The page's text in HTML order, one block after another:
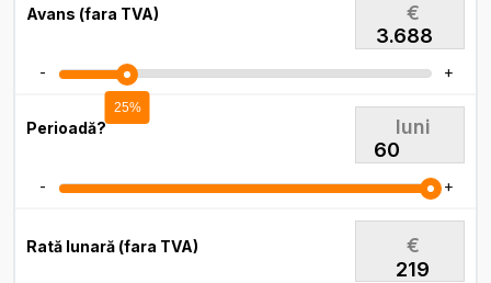
Avans (fara TVA) €
-
25%
+
Perioadă? luni
- +
Rată lunară (fara TVA)
€
219